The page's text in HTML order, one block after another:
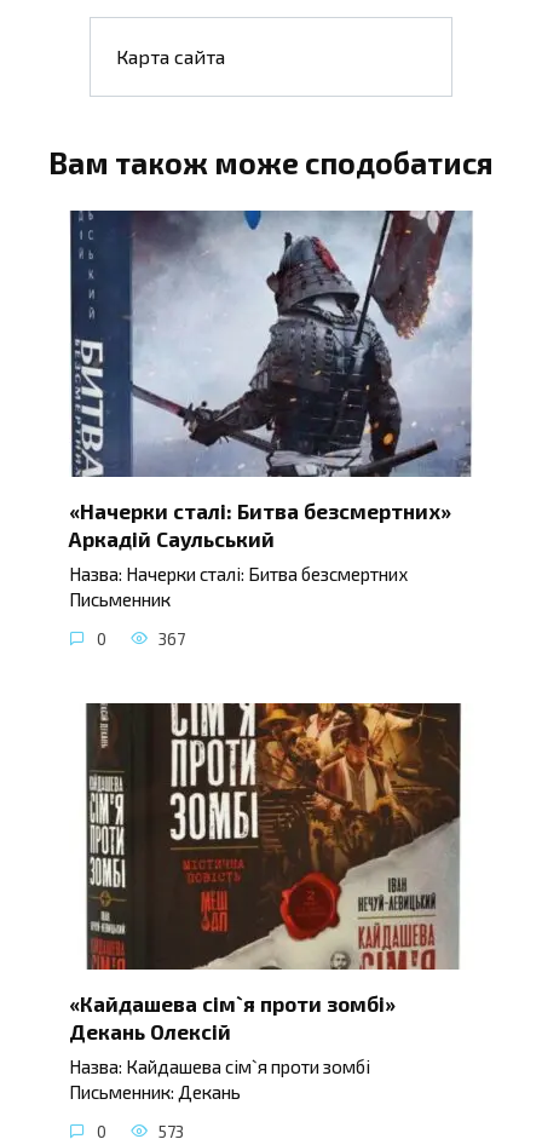
Карта сайта
Вам також може сподобатися
«Начерки сталі: Битва безсмертних»
Аркадій Саульський
Назва: Начерки сталі: Битва безсмертних
Письменник
0 367
«Кайдашева сім`я проти зомбі»
Декань Олексій
Назва: Кайдашева сім`я проти зомбі
Письменник: Декань
0 573